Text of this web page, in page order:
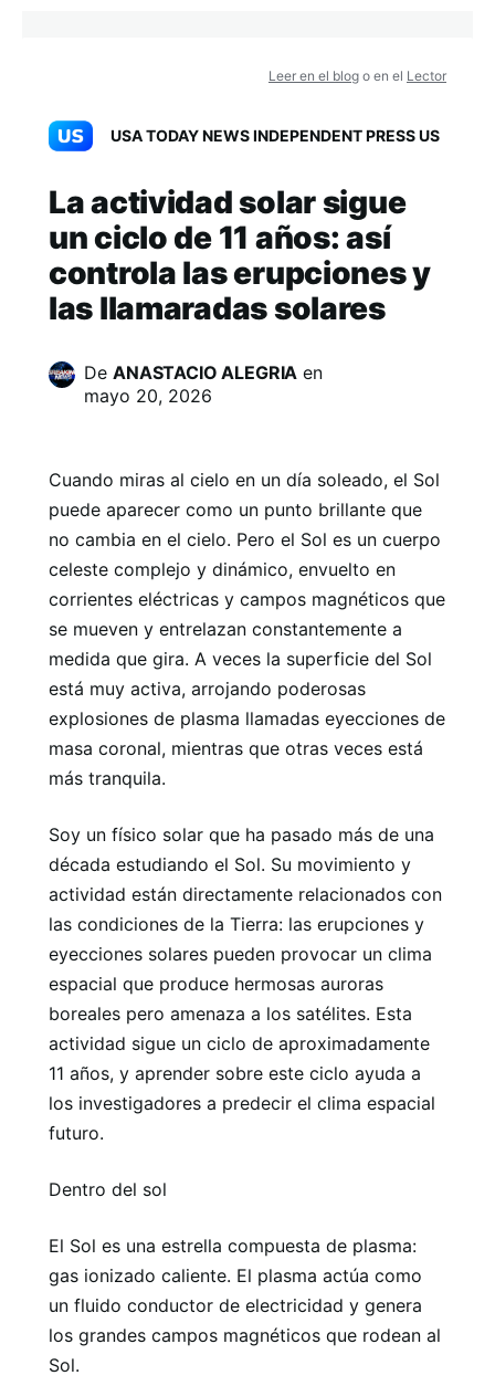
Leer en el blog o en el Lector
USA TODAY NEWS INDEPENDENT PRESS US
La actividad solar sigue
un ciclo de 11 años: así
controla las erupciones y
las llamaradas solares
De ANASTACIO ALEGRIA en
mayo 20, 2026
Cuando miras al cielo en un día soleado, el Sol
puede aparecer como un punto brillante que
no cambia en el cielo. Pero el Sol es un cuerpo
celeste complejo y dinámico, envuelto en
corrientes eléctricas y campos magnéticos que
se mueven y entrelazan constantemente a
medida que gira. A veces la superficie del Sol
está muy activa, arrojando poderosas
explosiones de plasma llamadas eyecciones de
masa coronal, mientras que otras veces está
más tranquila.
Soy un físico solar que ha pasado más de una
década estudiando el Sol. Su movimiento y
actividad están directamente relacionados con
las condiciones de la Tierra: las erupciones y
eyecciones solares pueden provocar un clima
espacial que produce hermosas auroras
boreales pero amenaza a los satélites. Esta
actividad sigue un ciclo de aproximadamente
11 años, y aprender sobre este ciclo ayuda a
los investigadores a predecir el clima espacial
futuro.
Dentro del sol
El Sol es una estrella compuesta de plasma:
gas ionizado caliente. El plasma actúa como
un fluido conductor de electricidad y genera
los grandes campos magnéticos que rodean al
Sol.